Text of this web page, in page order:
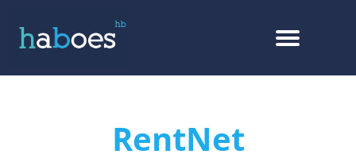
RentNet